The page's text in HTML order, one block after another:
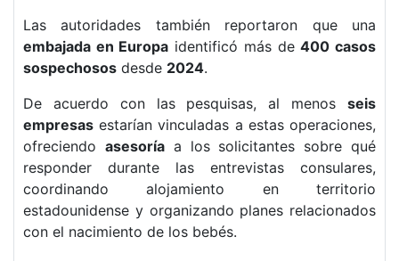
Las autoridades también reportaron que una
embajada en Europa identificó más de400 casos
sospechosos desde 2024.
De acuerdo con las pesquisas, al menos seis
empresas estarían vinculadas a estas operaciones,
ofreciendo asesoríaa los solicitantes sobre qué
responder durante las entrevistas consulares,
coordinando alojamiento en territorio
estadounidense y organizando planes relacionados
con el nacimiento de los bebés.